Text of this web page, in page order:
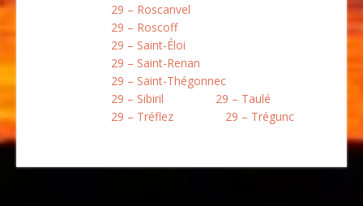
29 – Roscanvel
29 – Roscoff
29 – Saint-Éloi
29 – Saint-Renan
29 – Saint-Thégonnec
29 – Sibiril
29 – Taulé
29 – Tréflez
29 – Trégunc